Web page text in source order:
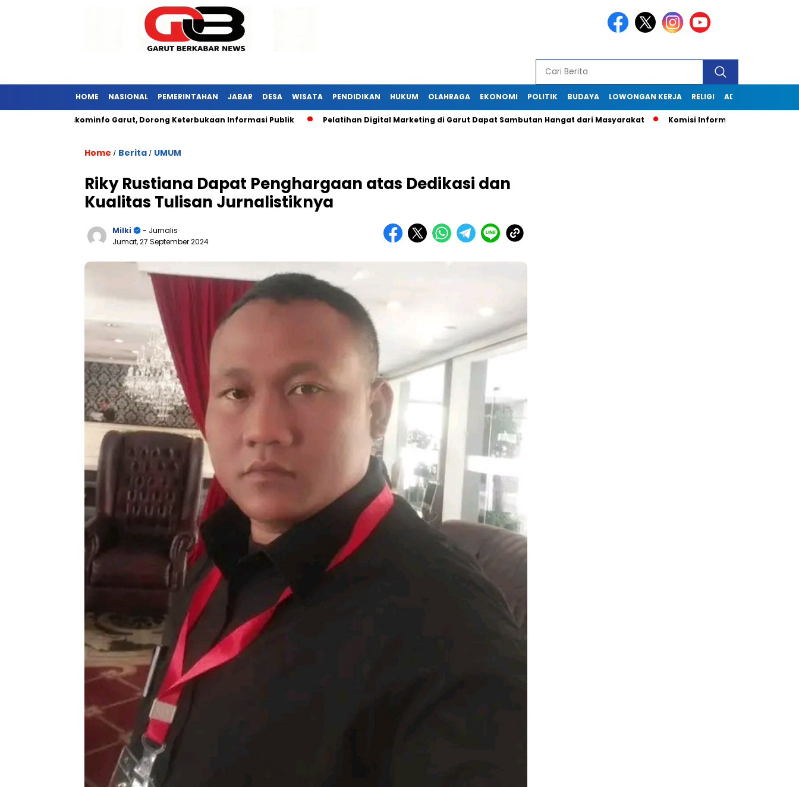
HOME NASIONAL PEMERINTAHAN JABAR DESA WISATA PENDIDIKAN HUKUM OLAHRAGA EKONOMI POLITIK BUDAYA LOWONGAN KERJA RELIGI ADVERTORIAL
Diskominfo Garut, Dorong Keterbukaan Informasi Publik Pelatihan Digital Marketing di Garut Dapat Sambutan Hangat dari Masyarakat Komisi Informasi Jabar Kunjungi
Home / Berita / UMUM
Riky Rustiana Dapat Penghargaan atas Dedikasi dan
Kualitas Tulisan Jurnalistiknya
Milki
- Jurnalis
Jumat, 27 September 2024